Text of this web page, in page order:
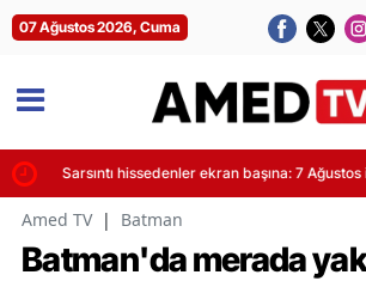
07 Ağustos 2026, Cuma
Sarsıntı hissedenler ekran başına: 7
Amed TV | Batman
Batman'da merada